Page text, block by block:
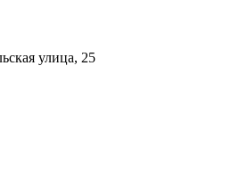
улица, 25